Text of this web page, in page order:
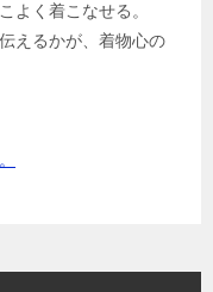
よく着こなせる。
えるかが、着物心の